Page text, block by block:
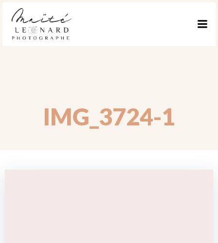
IMG_3724-1